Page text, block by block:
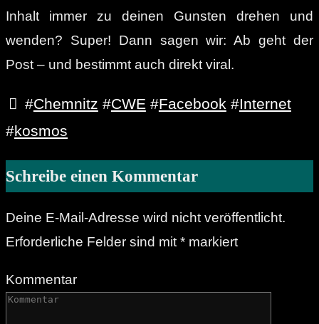
Inhalt immer zu deinen Gunsten drehen und
wenden? Super! Dann sagen wir: Ab geht der
Post – und bestimmt auch direkt viral.
#Chemnitz #CWE #Facebook #Internet
#kosmos
Schreibe einen Kommentar
Deine E-Mail-Adresse wird nicht veröffentlicht.
Erforderliche Felder sind mit * markiert
Kommentar